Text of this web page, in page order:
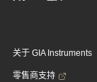
关于 GIA Instruments
零售商支持